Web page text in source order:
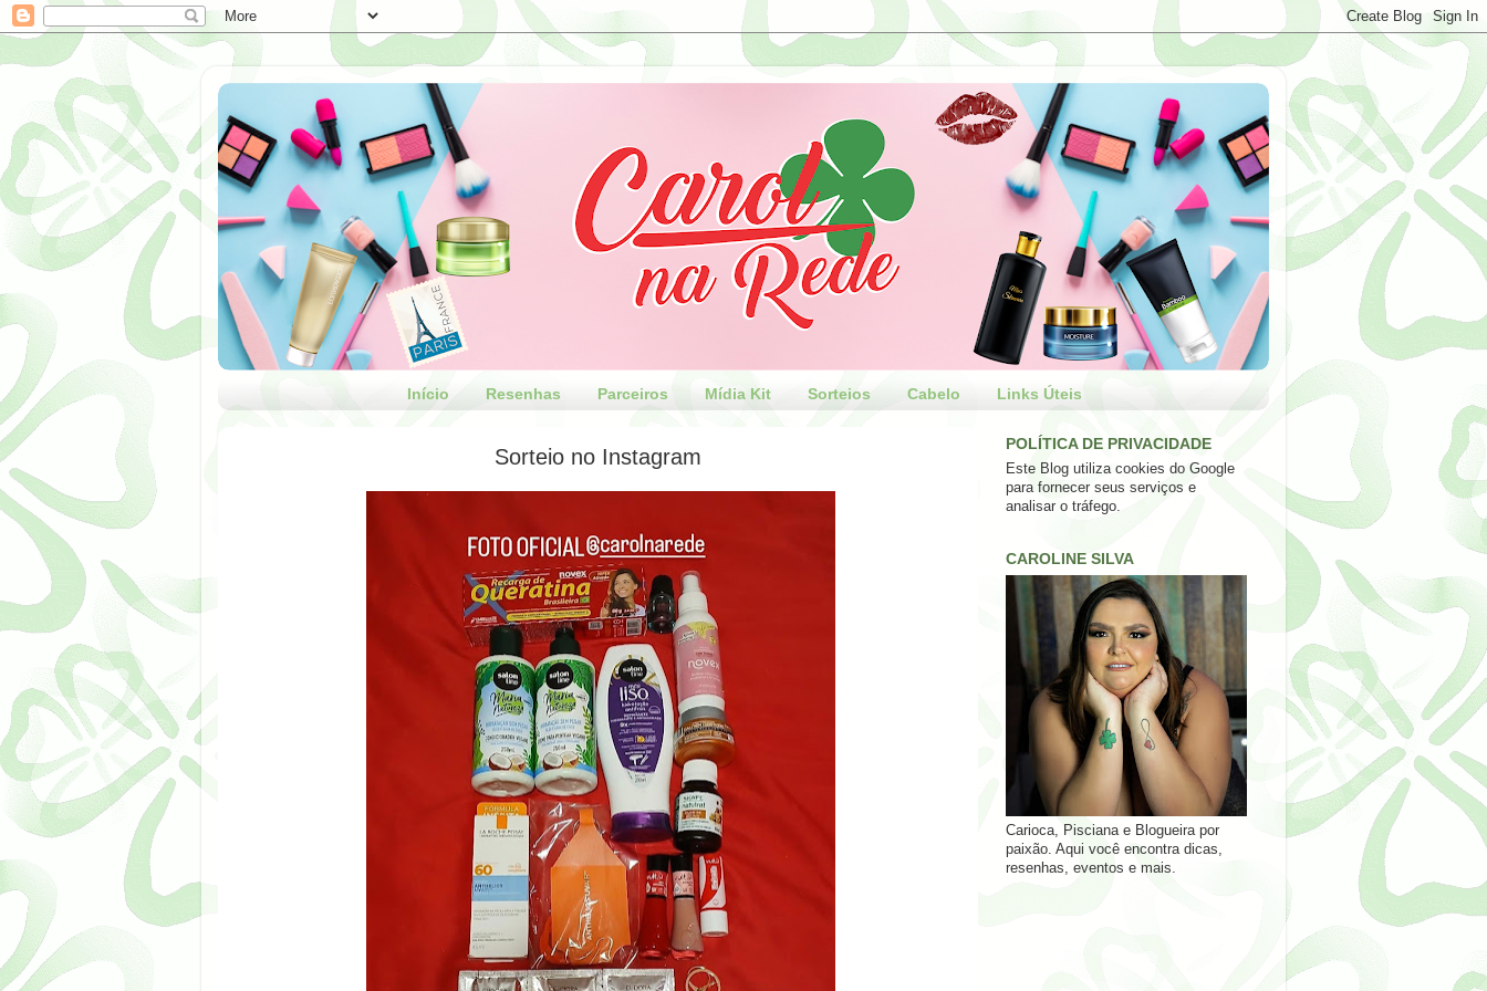
Início Resenhas Parceiros Mídia Kit Sorteios Cabelo Links Úteis
Sorteio no Instagram
POLÍTICA DE PRIVACIDADE
Este Blog utiliza cookies do Google
para fornecer seus serviços e
analisar o tráfego.
CAROLINE SILVA
Carioca, Pisciana e Blogueira por
paixão. Aqui você encontra dicas,
resenhas, eventos e mais.